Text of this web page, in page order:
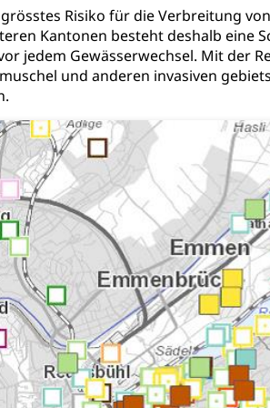
Risiko für die Verbreitung
Kantonen besteht deshalb eine
jedem Gewässerwechsel. Mit der
und anderen invasiven